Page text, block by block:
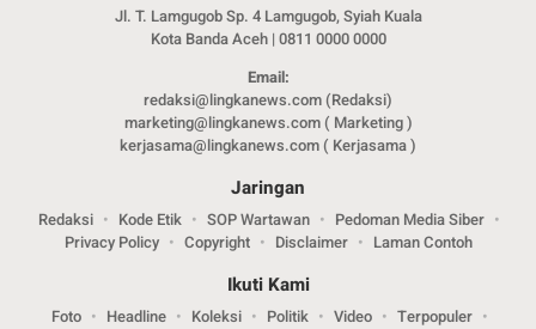
Jl. T. Lamgugob Sp. 4 Lamgugob, Syiah Kuala
Kota Banda Aceh | 0811 0000 0000
Email:
redaksi@lingkanews.com (Redaksi)
marketing@lingkanews.com ( Marketing )
kerjasama@lingkanews.com ( Kerjasama )
Jaringan
Redaksi Kode Etik SOP Wartawan
Pedoman Media Siber
Privacy Policy
Copyright Disclaimer Laman Contoh
Ikuti Kami
Foto Headline Koleksi Politik Video
Terpopuler